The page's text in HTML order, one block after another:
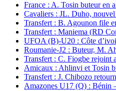
France : A. Tosin buteur en
Cavaliers : JL. Duho,
Transfert : B. Agounon file
Transfert : Maniema (RD
UFOA (B)-U20 : Côte
Roumanie-J2 : Buteur, M.
Transfert : C. Fiogbe rejoint
Amicaux : Ahlinvi et Tosin
Transfert : J. Chibozo
Amazones U17 (Q) : Bénin